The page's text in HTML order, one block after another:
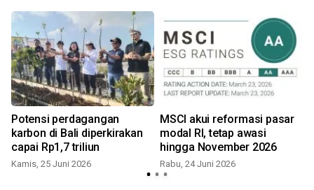
Potensi perdagangan
karbon di Bali diperkirakan
capai Rp1,7 triliun
Kamis, 25 Juni 2026
MSCI akui reformasi pasar
modal RI, tetap awasi
hingga November 2026
Rabu, 24 Juni 2026